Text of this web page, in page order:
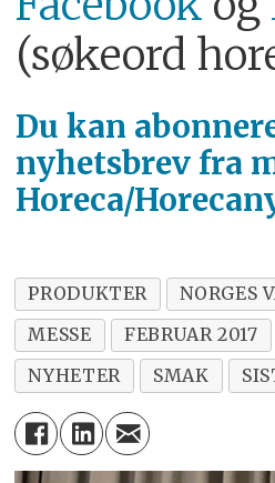
(søkeord
Du kan
nyhetsbrev fra
Horeca/
PRODUKTER
NORGES
MESSE
FEBRUAR 2017
NYHETER
SMAK